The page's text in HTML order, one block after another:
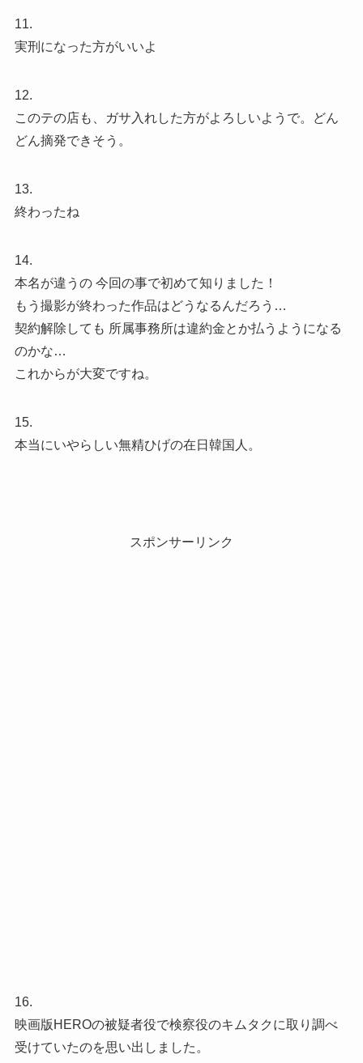
11.
実刑になった方がいいよ
12.
このテの店も、ガサ入れした方がよろしいようで。どん
どん摘発できそう。
13.
終わったね
14.
本名が違うの 今回の事で初めて知りました！
もう撮影が終わった作品はどうなるんだろう…
契約解除しても 所属事務所は違約金とか払うようになる
のかな…
これからが大変ですね。
15.
本当にいやらしい無精ひげの在日韓国人。
スポンサーリンク
16.
映画版HEROの被疑者役で検察役のキムタクに取り調べ
受けていたのを思い出しました。